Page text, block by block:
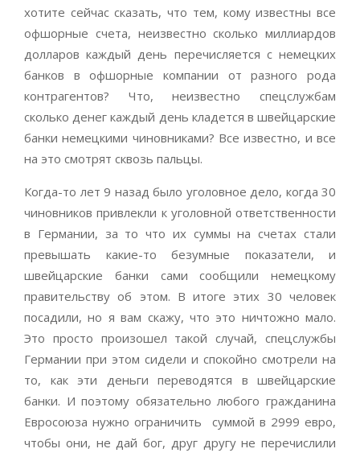
хотите сейчас сказать, что тем, кому известны все
офшорные счета, неизвестно сколько миллиардов
долларов каждый день перечисляется с немецких
банков в офшорные компании от разного рода
контрагентов? Что, неизвестно спецслужбам
сколько денег каждый день кладется в швейцарские
банки немецкими чиновниками? Все известно, и все
на это смотрят сквозь пальцы.
Когда-то лет 9 назад было уголовное дело, когда 30
чиновников привлекли к уголовной ответственности
в Германии, за то что их суммы на счетах стали
превышать какие-то безумные показатели, и
швейцарские банки сами сообщили немецкому
правительству об этом. В итоге этих 30 человек
посадили, но я вам скажу, что это ничтожно мало.
Это просто произошел такой случай, спецслужбы
Германии при этом сидели и спокойно смотрели на
то, как эти деньги переводятся в швейцарские
банки. И поэтому обязательно любого гражданина
Евросоюза нужно ограничить суммой в 2999 евро,
чтобы они, не дай бог, друг другу не перечислили